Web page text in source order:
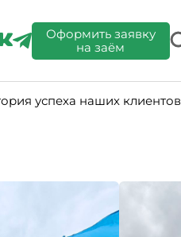
Оформить заявку
на заём
успеха наших клиентов